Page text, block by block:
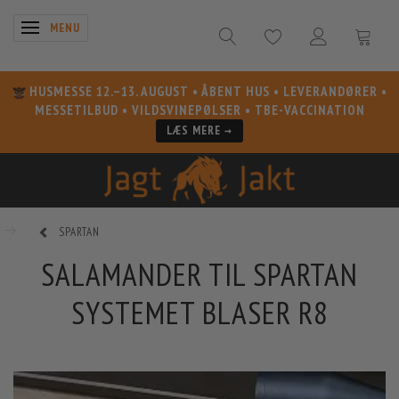
SKIFTE NAVIGATION
MENU
HUSMESSE 12.–13. AUGUST • ÅBENT HUS • LEVERANDØRER •
MESSETILBUD • VILDSVINEPØLSER • TBE-VACCINATION
LÆS MERE →
SPARTAN
SALAMANDER TIL SPARTAN
SYSTEMET BLASER R8